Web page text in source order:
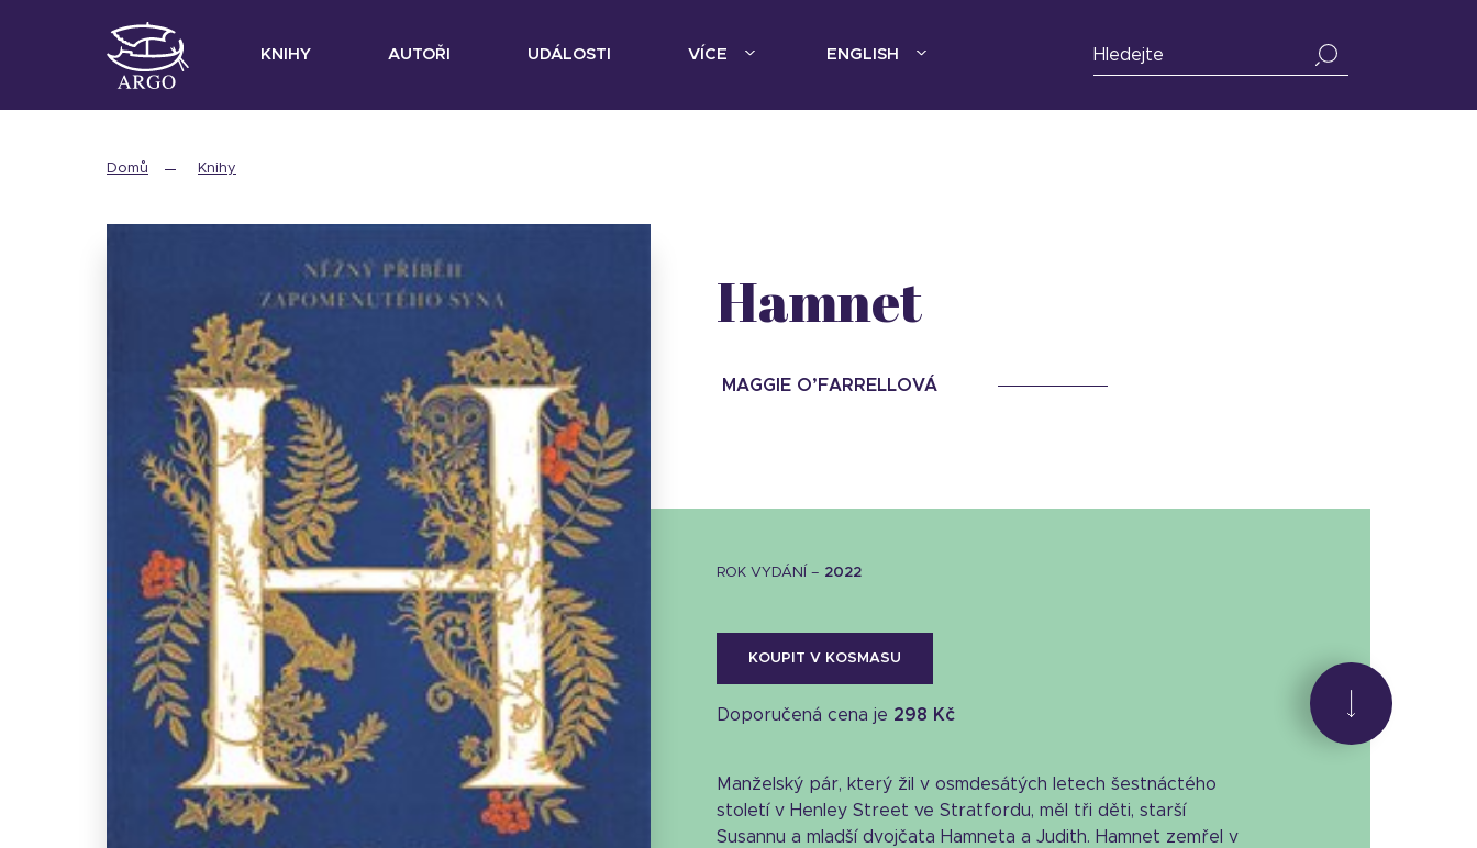
KNIHY AUTOŘI UDÁLOSTI VÍCE ENGLISH
Domů Knihy
Hamnet
MAGGIE O’FARRELLOVÁ
ROK VYDÁNÍ – 2022
KOUPIT V KOSMASU
Doporučená cena je 298 Kč
Manželský pár, který žil v osmdesátých letech šestnáctého
století v Henley Street ve Stratfordu, měl tři děti, starší
Susannu a mladší dvojčata Hamneta a Judith. Hamnet zemřel v